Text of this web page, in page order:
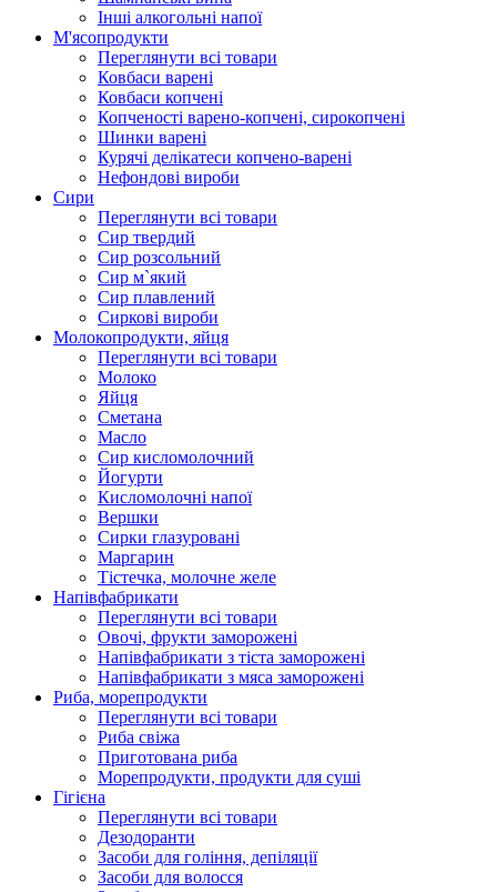
Інші алкогольні напої
М'ясопродукти
Переглянути всі товари
Ковбаси варені
Ковбаси копчені
Копченості варено-копчені, сирокопчені
Шинки варені
Курячі делікатеси копчено-варені
Нефондові вироби
Сири
Переглянути всі товари
Сир твердий
Сир розсольний
Сир м`який
Сир плавлений
Сиркові вироби
Молокопродукти, яйця
Переглянути всі товари
Молоко
Яйця
Сметана
Масло
Сир кисломолочний
Йогурти
Кисломолочні напої
Вершки
Сирки глазуровані
Маргарин
Тістечка, молочне желе
Напівфабрикати
Переглянути всі товари
Овочі, фрукти заморожені
Напівфабрикати з тіста заморожені
Напівфабрикати з мяса заморожені
Риба, морепродукти
Переглянути всі товари
Риба свіжа
Приготована риба
Морепродукти, продукти для суші
Гігієна
Переглянути всі товари
Дезодоранти
Засоби для гоління, депіляції
Засоби для волосся